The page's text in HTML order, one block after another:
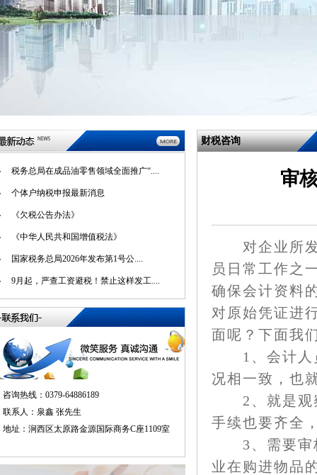
税务总局在成品油零售领域全面推广“....
个体户纳税申报最新消息
《欠税公告办法》
《中华人民共和国增值税法》
国家税务总局2026年发布第1号公....
9月起，严查工资避税！禁止这样发工....
咨询热线：0379-64886189
联系人：泉鑫 张先生
地址：涧西区太原路金源国际商务C座1109室
财税咨询
审
对企业所发
员日常工作之
确保会计资料
对原始凭证进
面呢？下面我
1、会计人员
况相一致，也
2、就是观察
手续也要齐全
3、需要审核
业在购进物品